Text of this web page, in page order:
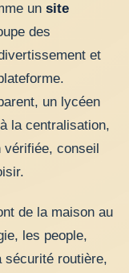
un site
des
et
un lycéen
la centralisation,
vérifiée, conseil
de la maison au
les people,
sécurité routière,